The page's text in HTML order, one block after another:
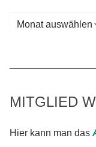
Archiv
MITGLIED
Hier kann man das